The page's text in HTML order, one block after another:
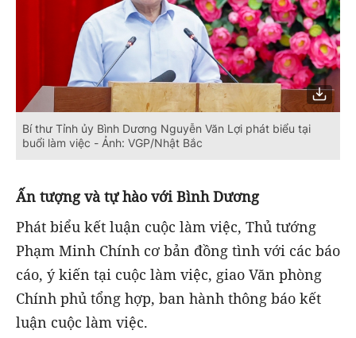
Bí thư Tỉnh ủy Bình Dương Nguyễn Văn Lợi phát biểu tại
buổi làm việc - Ảnh: VGP/Nhật Bắc
Ấn tượng và tự hào với Bình Dương
Phát biểu kết luận cuộc làm việc, Thủ tướng
Phạm Minh Chính cơ bản đồng tình với các báo
cáo, ý kiến tại cuộc làm việc, giao Văn phòng
Chính phủ tổng hợp, ban hành thông báo kết
luận cuộc làm việc.